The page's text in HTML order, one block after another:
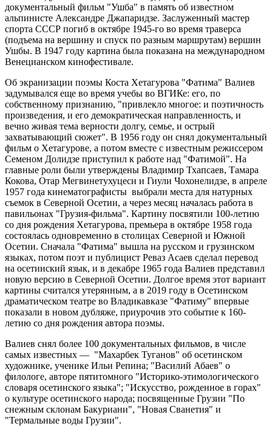
документальный фильм "Ушба" в память об известном
альпинисте Александре Джапаридзе. Заслуженный мастер
спорта СССР погиб в октябре 1945-го во время траверса
(подъема на вершину и спуск по разным маршрутам) вершин
Ушбы. В 1947 году картина была показана на международном
Венецианском кинофестивале.
Об экранизации поэмы Коста Хетагурова "Фатима" Валиев
задумывался еще во время учебы во ВГИКе: его, по
собственному признанию, "привлекло многое: и поэтичность
произведения, и его демократическая направленность, и
вечно живая тема верности долгу, семье, и острый
захватывающий сюжет". В 1956 году он снял документальный
фильм о Хетагурове, а потом вместе с известным режиссером
Семеном Долидзе приступил к работе над "Фатимой". На
главные роли были утверждены Владимир Тхапсаев, Тамара
Кокова, Отар Мегвинетухуцеси и Гиули Чохонелидзе, в апреле
1957 года кинематографисты выбрали места для натурных
съемок в Северной Осетии, а через месяц началась работа в
павильонах "Грузия-фильма". Картину посвятили 100-летию
со дня рождения Хетагурова, премьера в октябре 1958 года
состоялась одновременно в столицах Северной и Южной
Осетии. Сначала "Фатима" вышла на русском и грузинском
языках, потом поэт и публицист Реваз Асаев сделал перевод
на осетинский язык, и в декабре 1965 года Валиев представил
новую версию в Северной Осетии. Долгое время этот вариант
картины считался утерянным, а в 2019 году в Осетинском
драматическом театре во Владикавказе "Фатиму" впервые
показали в новом дубляже, приурочив это событие к 160-
летию со дня рождения автора поэмы.
Валиев снял более 100 документальных фильмов, в числе
самых известных — "Махарбек Туганов" об осетинском
художнике, ученике Ильи Репина; "Василий Абаев" о
филологе, авторе пятитомного "Историко-этимологического
словаря осетинского языка"; "Искусство, рожденное в горах"
о культуре осетинского народа; посвященные Грузии "По
снежным склонам Бакуриани", "Новая Сванетия" и
"Термальные воды Грузии".